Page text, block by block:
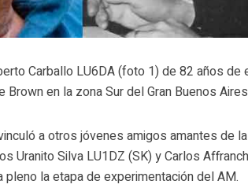
Carballo LU6DA (foto 1) de 82 años de
Brown en la zona Sur del Gran Buenos
a otros jóvenes amigos amantes de
Uranito Silva LU1DZ (SK) y Carlos
pleno la etapa de experimentación del AM.